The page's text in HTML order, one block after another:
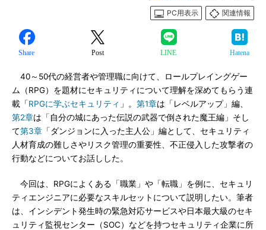
PC用表示
関連情報
Share Post LINE Hatena
40～50代の経営者や管理職に向けて、ロールプレイングゲー
ム（RPG）を題材にセキュリティについて理解を深めてもらう連
載「RPGに学ぶセキュリティ 」。 第1章は「レベルアップ」編、
第2章は「自分の城にあった伝説の武器で倒された魔王編」そし
て第3章 「ダンジョンに入った主人公」編として、セキュリティ
人材育成の難しさやリスク管理の重要性、不正侵入した攻撃者の
行動などについてお話しした。
今回は、RPGによくある「職業」や「転職」を例に、セキュリ
ティエンジニアに必要なスキルセットについて説明したい。筆者
は、インシデント発生時の緊急対応サービスや日本最大級のセキ
ュリティ監視センター（SOC）などを持つセキュリティ企業に所